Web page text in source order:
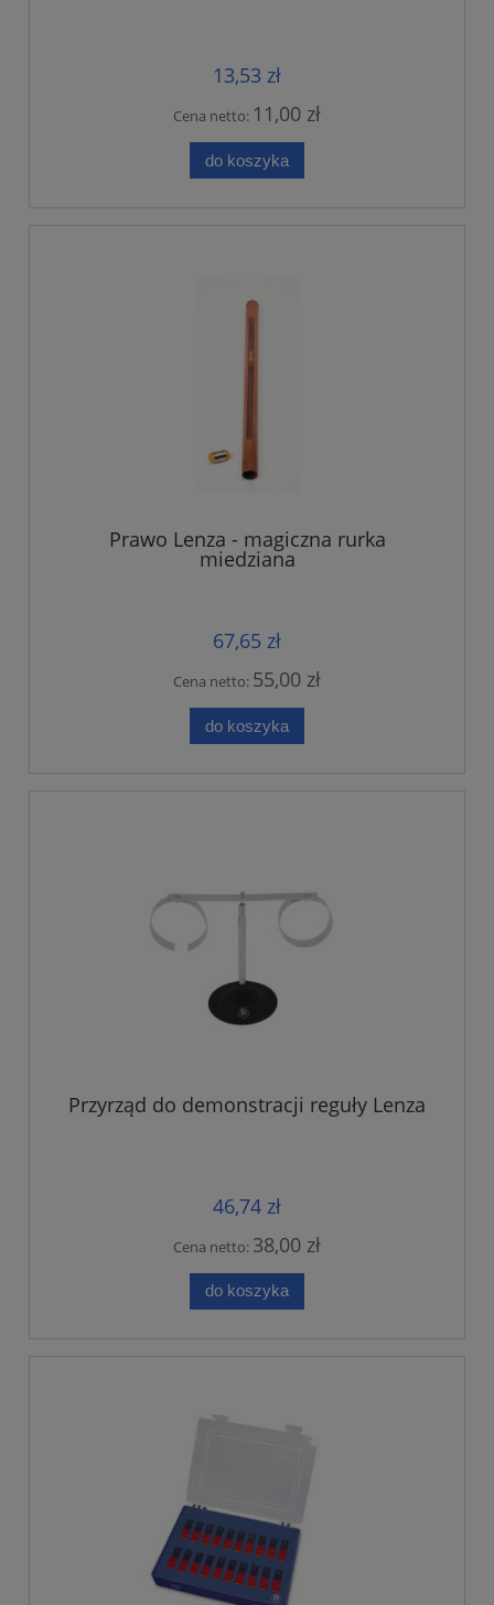
13,53 zł
Cena netto: 11,00 zł
do koszyka
Prawo Lenza - magiczna rurka
miedziana
67,65 zł
Cena netto: 55,00 zł
do koszyka
Przyrząd do demonstracji reguły Lenza
46,74 zł
Cena netto: 38,00 zł
do koszyka